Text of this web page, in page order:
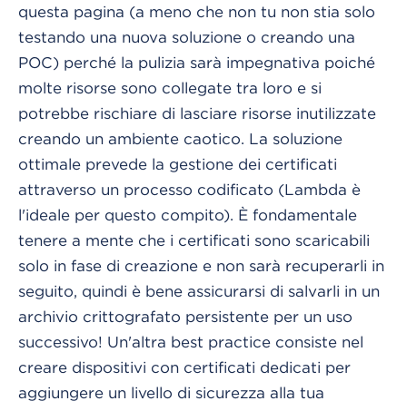
questa pagina (a meno che non tu non stia solo
testando una nuova soluzione o creando una
POC) perché la pulizia sarà impegnativa poiché
molte risorse sono collegate tra loro e si
potrebbe rischiare di lasciare risorse inutilizzate
creando un ambiente caotico. La soluzione
ottimale prevede la gestione dei certificati
attraverso un processo codificato (Lambda è
l'ideale per questo compito). È fondamentale
tenere a mente che i certificati sono scaricabili
solo in fase di creazione e non sarà recuperarli in
seguito, quindi è bene assicurarsi di salvarli in un
archivio crittografato persistente per un uso
successivo! Un'altra best practice consiste nel
creare dispositivi con certificati dedicati per
aggiungere un livello di sicurezza alla tua